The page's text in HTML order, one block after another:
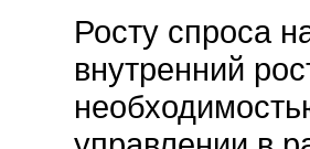
Росту спроса
внутренний